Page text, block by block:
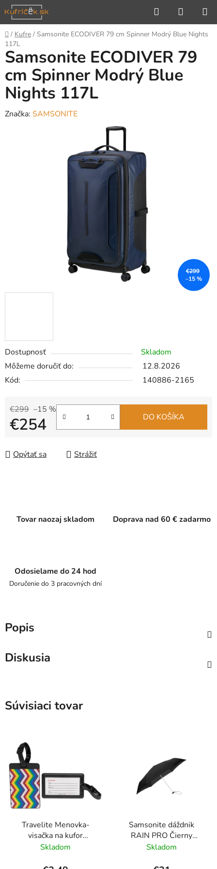
Prejsť
na
obsah
Hľadať
KOŠÍK
Domov
/ Kufre / Samsonite ECODIVER 79 cm Spinner Modrý Blue Nights
117L
Dostupnosť
Skladom
Môžeme doručiť do:
12.8.2026
Kód:
140886-2165
€299 –15 %
€254 DO KOŠÍKA
Opýtať sa Strážiť
Samsonite ECODIVER 79
cm Spinner Modrý Blue
Nights 117L
Značka: SAMSONITE
€299
–15 %
Tovar naozaj skladom Doprava nad 60 € zadarmo
Odosielame do 24 hod
Doručenie do 3 pracovných dní
Popis
Diskusia
Súvisiaci tovar
Travelite Menovka-
visačka na kufor
Multicolor Waves
Skladom
Samsonite dáždnik
RAIN PRO Čierny
skladací manuálny
Skladom